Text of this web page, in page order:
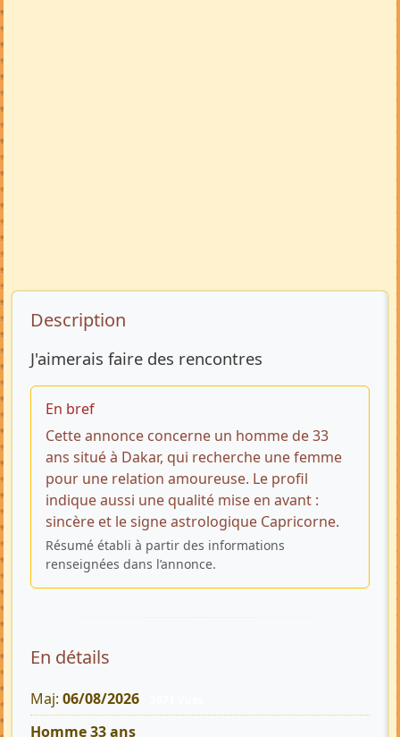
Description de l’annonce
Description
J'aimerais faire des rencontres
En bref
Cette annonce concerne un homme de 33
ans situé à Dakar, qui recherche une femme
pour une relation amoureuse. Le profil
indique aussi une qualité mise en avant :
sincère et le signe astrologique Capricorne.
Résumé établi à partir des informations
renseignées dans l’annonce.
En détails
Maj: 06/08/2026
Homme 33 ans